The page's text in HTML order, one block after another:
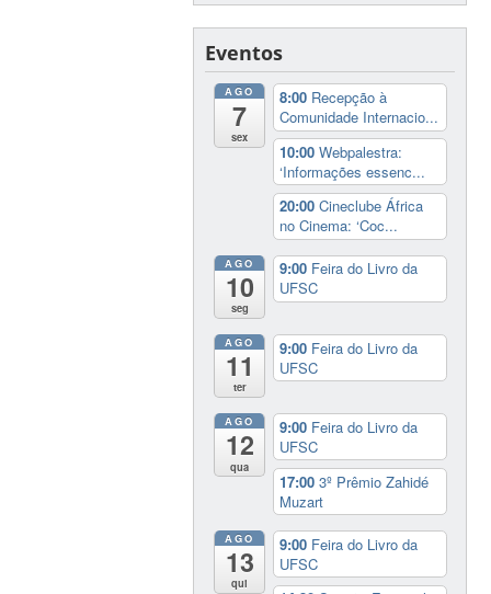
Eventos
AGO
7
sex
8:00 Recepção à
Comunidade Internacio...
10:00Webpalestra:
‘Informações essenc...
20:00Cineclube África
no Cinema: ‘Coc...
AGO
10
seg
9:00 Feira do Livro da
UFSC
AGO
11
ter
9:00 Feira do Livro da
UFSC
AGO
12
qua
9:00 Feira do Livro da
UFSC
17:003º Prêmio Zahidé
Muzart
AGO
13
qui
9:00 Feira do Livro da
UFSC